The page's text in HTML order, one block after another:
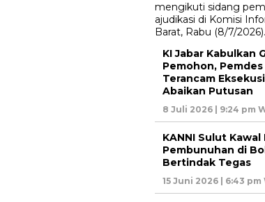
KI Jabar Kabulkan
Pemohon,
Terancam
Abaikan Putusan
8 Juli 2026 | 9:24 pm
KANNI Sulut
Pembunuhan di
Bertindak Tegas
15 Juni 2026 | 6:43 pm